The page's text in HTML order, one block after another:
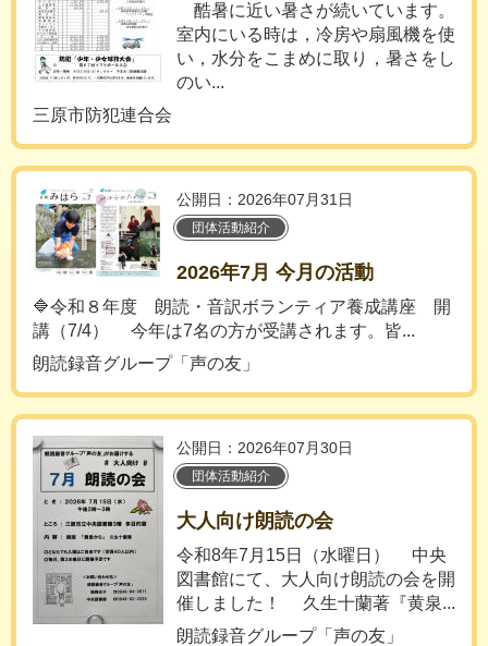
酷暑に近い暑さが続いています。
室内にいる時は，冷房や扇風機を使
い，水分をこまめに取り，暑さをし
のい...
三原市防犯連合会
公開日：2026年07月31日
団体活動紹介
2026年7月 今月の活動
🔷令和８年度 朗読・音訳ボランティア養成講座 開
講（7/4） 今年は7名の方が受講されます。皆...
朗読録音グループ「声の友」
公開日：2026年07月30日
団体活動紹介
大人向け朗読の会
令和8年7月15日（水曜日） 中央
図書館にて、大人向け朗読の会を開
催しました！ 久生十蘭著『黄泉...
朗読録音グループ「声の友」